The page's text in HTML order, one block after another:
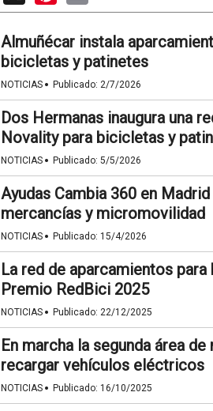
Almuñécar instala
bicicletas y patinetes
NOTICIAS · Publicado: 2/7/2026
Dos Hermanas inaugura una
Novality para bicicletas y
NOTICIAS · Publicado: 5/5/2026
Ayudas Cambia 360 en
mercancías y micromovilidad
NOTICIAS · Publicado: 15/4/2026
La red de aparcamientos
Premio RedBici 2025
NOTICIAS · Publicado: 22/12/2025
En marcha la segunda área
recargar vehículos eléctricos
NOTICIAS · Publicado: 16/10/2025